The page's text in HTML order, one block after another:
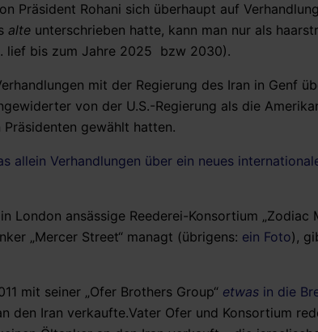
Präsident Rohani sich überhaupt auf
alte unterschrieben hatte, kann man nur als
lief bis zum Jahre 2025 bzw 2030).
mit der Regierung des Iran in Genf
von der U.S.-Regierung als die
gewählt hatten.
allein Verhandlungen über ein neues
London ansässige Reederei-Konsortium „Zodiac
„Mercer Street“ managt (übrigens: ein Foto),
mit seiner „Ofer Brothers Group“ etwas in die
den Iran verkaufte.Vater Ofer und Konsortium